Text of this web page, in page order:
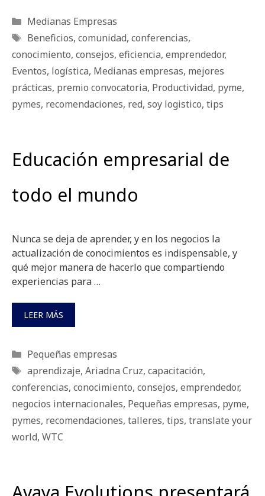
Categorías
Medianas Empresas
Etiquetas
Beneficios, comunidad, conferencias,
conocimiento, consejos, eficiencia, emprendedor,
Eventos, logística, Medianas empresas, mejores
prácticas, premio convocatoria, Productividad, pyme,
pymes, recomendaciones, red, soy logistico, tips
Educación empresarial de
todo el mundo
Nunca se deja de aprender, y en los negocios la
actualización de conocimientos es indispensable, y
qué mejor manera de hacerlo que compartiendo
experiencias para …
LEER MÁS
Categorías
Pequeñas empresas
Etiquetas
aprendizaje, Ariadna Cruz, capacitación,
conferencias, conocimiento, consejos, emprendedor,
negocios internacionales, Pequeñas empresas, pyme,
pymes, recomendaciones, talleres, tips, translate your
world, WTC